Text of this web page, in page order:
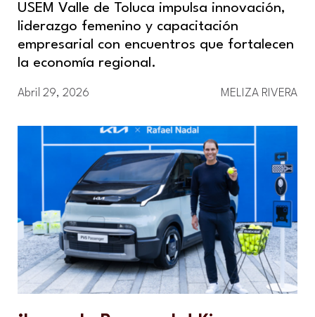
USEM Valle de Toluca impulsa innovación,
liderazgo femenino y capacitación
empresarial con encuentros que fortalecen
la economía regional.
Abril 29, 2026 MELIZA RIVERA